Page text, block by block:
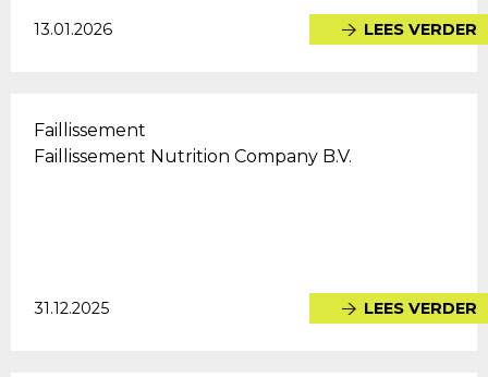
13.01.2026 LEES VERDER
Faillissement
Faillissement Nutrition Company B.V.
31.12.2025 LEES VERDER